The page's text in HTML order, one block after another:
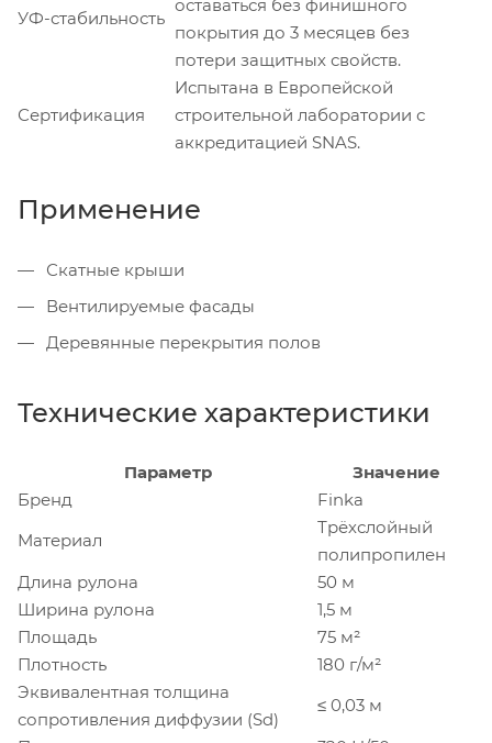
УФ-стабильность
оставаться без финишного
покрытия до 3 месяцев без
потери защитных свойств.
Сертификация
Испытана в Европейской
строительной лаборатории с
аккредитацией SNAS.
Применение
Скатные крыши
Вентилируемые фасады
Деревянные перекрытия полов
Технические характеристики
Параметр
Значение
Бренд
Finka
Материал
Трёхслойный
полипропилен
Длина рулона
50 м
Ширина рулона
1,5 м
Площадь
75 м²
Плотность
180 г/м²
Эквивалентная толщина
сопротивления диффузии (Sd)
≤ 0,03 м